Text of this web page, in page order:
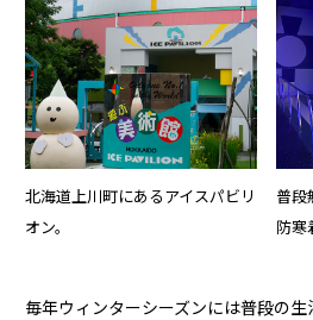
北海道上川町にあるアイスパビリ
オン。
普段
防寒
毎年ウィンターシーズンには普段の